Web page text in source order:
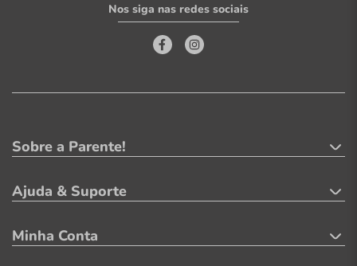
Nos siga nas redes sociais
Sobre a Parente!
Ajuda & Suporte
Minha Conta